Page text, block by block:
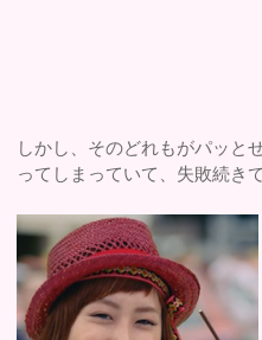
しかし、そのどれもがパッと
ってしまっていて、失敗続き